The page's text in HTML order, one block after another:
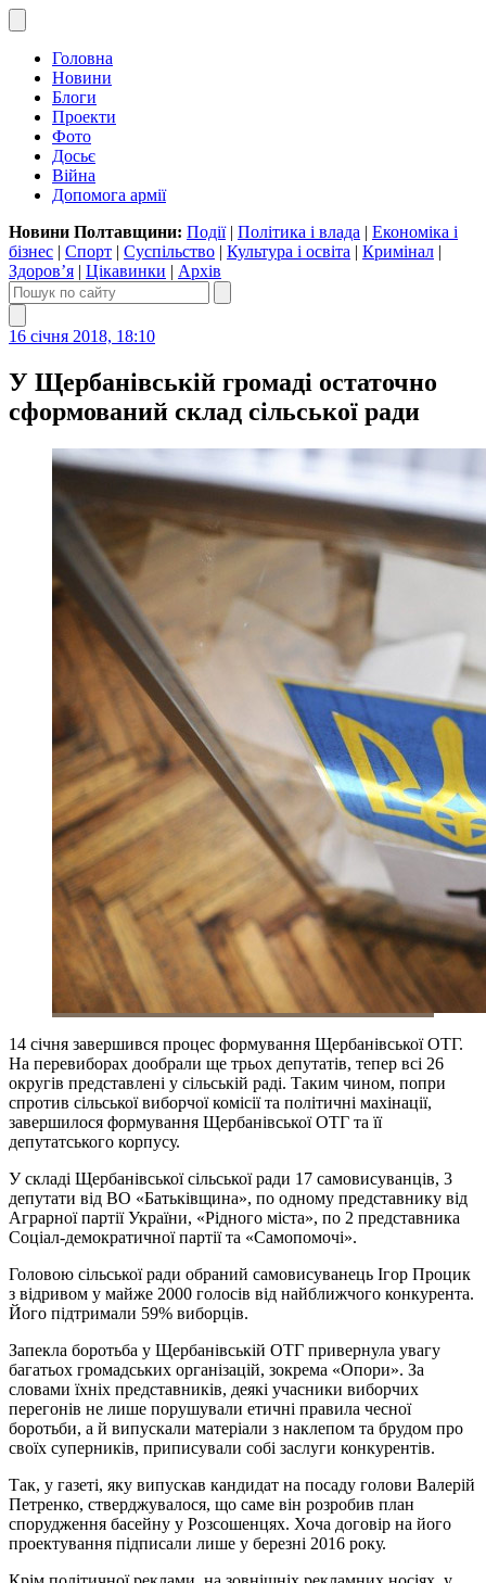
Головна
Новини
Блоги
Проекти
Фото
Досьє
Війна
Допомога армії
Новини Полтавщини: Події| Політика і влада | Економіка і
бізнес | Спорт | Суспільство | Культура і освіта | Кримінал |
Здоров’я | Цікавинки | Архів
16 січня 2018, 18:10
У Щербанівській громаді остаточно
сформований склад сільської ради
14 січня завершився процес формування Щербанівської ОТГ.
На перевиборах дообрали ще трьох депутатів, тепер всі 26
округів представлені у сільській раді. Таким чином, попри
спротив сільської виборчої комісії та політичні махінації,
завершилося формування Щербанівської ОТГ та її
депутатського корпусу.
У складі Щербанівської сільської ради 17 самовисуванців, 3
депутати від ВО «Батьківщина», по одному представнику від
Аграрної партії України, «Рідного міста», по 2 представника
Соціал-демократичної партії та «Самопомочі».
Головою сільської ради обраний самовисуванець Ігор Процик
з відривом у майже 2000 голосів від найближчого конкурента.
Його підтримали 59% виборців.
Запекла боротьба у Щербанівській ОТГ привернула увагу
багатьох громадських організацій, зокрема «Опори». За
словами їхніх представників, деякі учасники виборчих
перегонів не лише порушували етичні правила чесної
боротьби, а й випускали матеріали з наклепом та брудом про
своїх суперників, приписували собі заслуги конкурентів.
Так, у газеті, яку випускав кандидат на посаду голови Валерій
Петренко, стверджувалося, що саме він розробив план
спорудження басейну у Розсошенцях. Хоча договір на його
проектування підписали лише у березні 2016 року.